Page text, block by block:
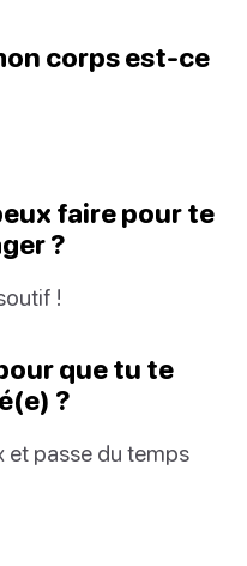
corps est-ce
faire pour te
?
!
que tu te
?
et passe du temps